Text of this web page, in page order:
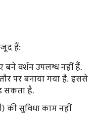
हैं:
वर्शन उपलब्ध नहीं हैं.
पर बनाया गया है. इससे
सकता है.
की सुविधा काम नहीं